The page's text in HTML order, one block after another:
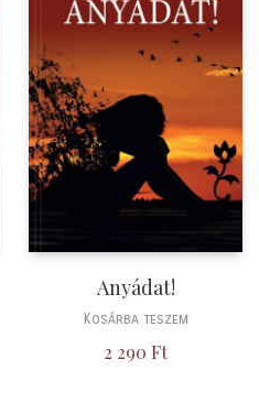
Anyádat!
Kosárba teszem
2 290 Ft